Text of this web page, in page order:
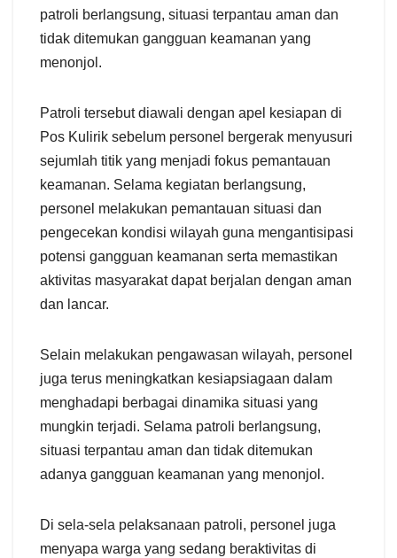
patroli berlangsung, situasi terpantau aman dan
tidak ditemukan gangguan keamanan yang
menonjol.
Patroli tersebut diawali dengan apel kesiapan di
Pos Kulirik sebelum personel bergerak menyusuri
sejumlah titik yang menjadi fokus pemantauan
keamanan. Selama kegiatan berlangsung,
personel melakukan pemantauan situasi dan
pengecekan kondisi wilayah guna mengantisipasi
potensi gangguan keamanan serta memastikan
aktivitas masyarakat dapat berjalan dengan aman
dan lancar.
Selain melakukan pengawasan wilayah, personel
juga terus meningkatkan kesiapsiagaan dalam
menghadapi berbagai dinamika situasi yang
mungkin terjadi. Selama patroli berlangsung,
situasi terpantau aman dan tidak ditemukan
adanya gangguan keamanan yang menonjol.
Di sela-sela pelaksanaan patroli, personel juga
menyapa warga yang sedang beraktivitas di